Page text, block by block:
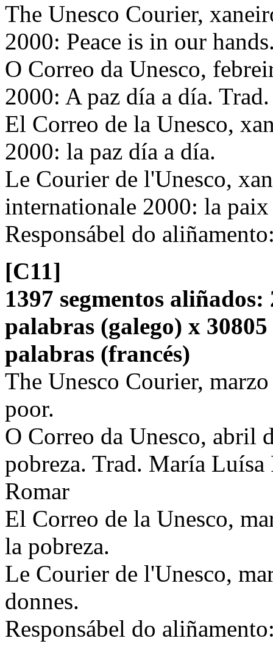
The Unesco Courier,
2000: Peace is in our
O Correo da Unesco,
2000: A paz día a día.
El Correo de la Unesco,
2000: la paz día a día.
Le Courier de l'Unesco,
internationale 2000: la
Responsábel do
[C11]
1397 segmentos
palabras (galego) x
palabras (francés)
The Unesco Courier,
poor.
O Correo da Unesco, abril
pobreza. Trad. María Luísa
Romar
El Correo de la Unesco,
la pobreza.
Le Courier de l'Unesco,
donnes.
Responsábel do